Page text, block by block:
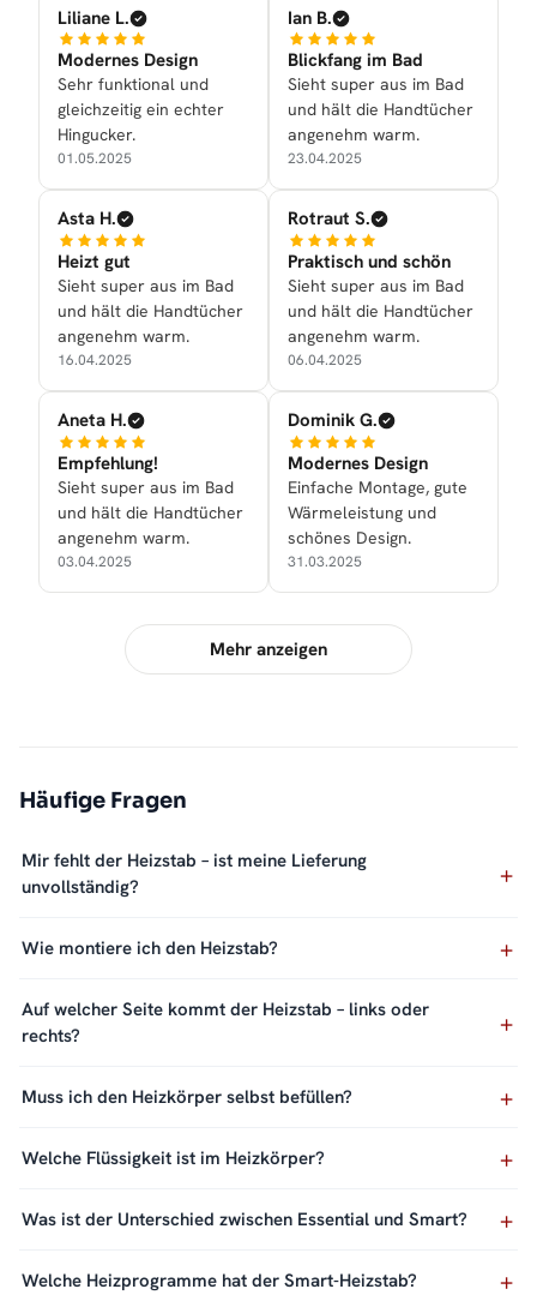
Liliane L.
Modernes Design
Sehr funktional und
gleichzeitig ein echter
Hingucker.
01.05.2025
Asta H.
Heizt gut
Sieht super aus im Bad
und hält die Handtücher
angenehm warm.
16.04.2025
Aneta H.
Empfehlung!
Sieht super aus im Bad
und hält die Handtücher
angenehm warm.
03.04.2025
Ian B.
Blickfang im Bad
Sieht super aus im Bad
und hält die Handtücher
angenehm warm.
23.04.2025
Rotraut S.
Praktisch und schön
Sieht super aus im Bad
und hält die Handtücher
angenehm warm.
06.04.2025
Dominik G.
Modernes Design
Einfache Montage, gute
Wärmeleistung und
schönes Design.
31.03.2025
Mehr anzeigen
Häufige Fragen
Mir fehlt der Heizstab – ist meine Lieferung
unvollständig?
Wie montiere ich den Heizstab?
Auf welcher Seite kommt der Heizstab – links oder
rechts?
Muss ich den Heizkörper selbst befüllen?
Welche Flüssigkeit ist im Heizkörper?
Was ist der Unterschied zwischen Essential und Smart?
Welche Heizprogramme hat der Smart-Heizstab?